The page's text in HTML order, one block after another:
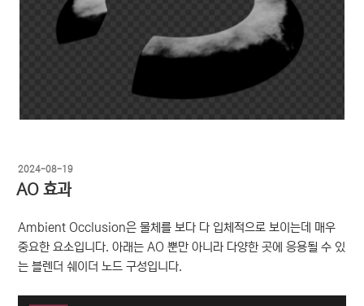
작
성
일
2024-08-19
AO 효과
Ambient Occlusion은 물체를 보다 다 입체적으로 보이는데 매우
중요한 요소입니다. 아래는 AO 뿐만 아니라 다양한 곳에 응용될 수 있
는 블렌더 쉐이더 노드 구성입니다.